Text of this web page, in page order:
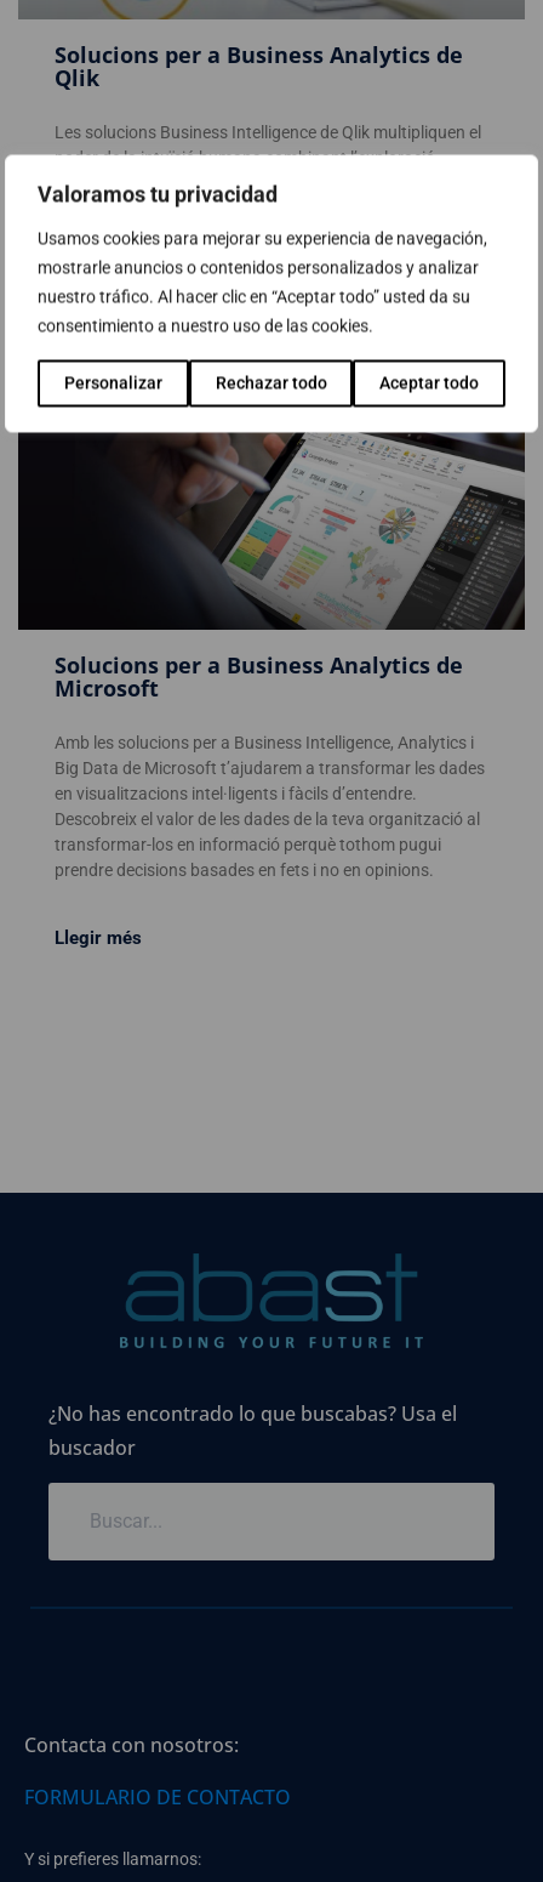
Valoramos tu privacidad
Usamos cookies para mejorar su experiencia de navegación,
mostrarle anuncios o contenidos personalizados y analizar
nuestro tráfico. Al hacer clic en “Aceptar todo” usted da su
consentimiento a nuestro uso de las cookies.
Personalizar Rechazar todo Aceptar todo
Solucions per a Business Analytics de
Qlik
Les solucions Business Intelligence de Qlik multipliquen el
poder de la intuïció humana combinant l’exploració
associativa lliure amb l’automatització i els suggeriments
de coneixements generades per IA. Tot perquè els usuaris
facin nous descobriments i trobin coneixements
inesperats.
Llegir més
Solucions per a Business Analytics de
Microsoft
Amb les solucions per a Business Intelligence, Analytics i
Big Data de Microsoft t’ajudarem a transformar les dades
en visualitzacions intel·ligents i fàcils d’entendre.
Descobreix el valor de les dades de la teva organització al
transformar-los en informació perquè tothom pugui
prendre decisions basades en fets i no en opinions.
Llegir més
¿No has encontrado lo que buscabas? Usa el
buscador
Contacta con nosotros:
FORMULARIO DE CONTACTO
Y si prefieres llamarnos: